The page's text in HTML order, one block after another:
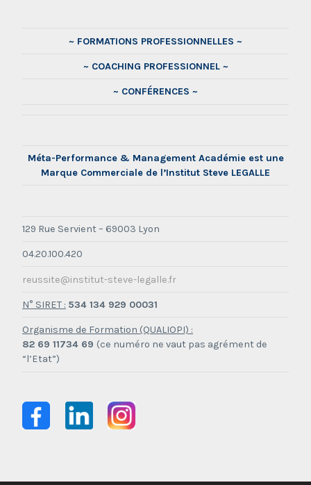
~ FORMATIONS PROFESSIONNELLES ~
~ COACHING PROFESSIONNEL ~
~ CONFÉRENCES ~
Méta-Performance & Management Académie est une
Marque Commerciale de l’Institut Steve LEGALLE
129 Rue Servient – 69003 Lyon
04.20.100.420
reussite@institut-steve-legalle.fr
N° SIRET : 534 134 929 00031
Organisme de Formation (QUALIOPI) :
82 69 11734 69 (ce numéro ne vaut pas agrément de
“l’Etat”)